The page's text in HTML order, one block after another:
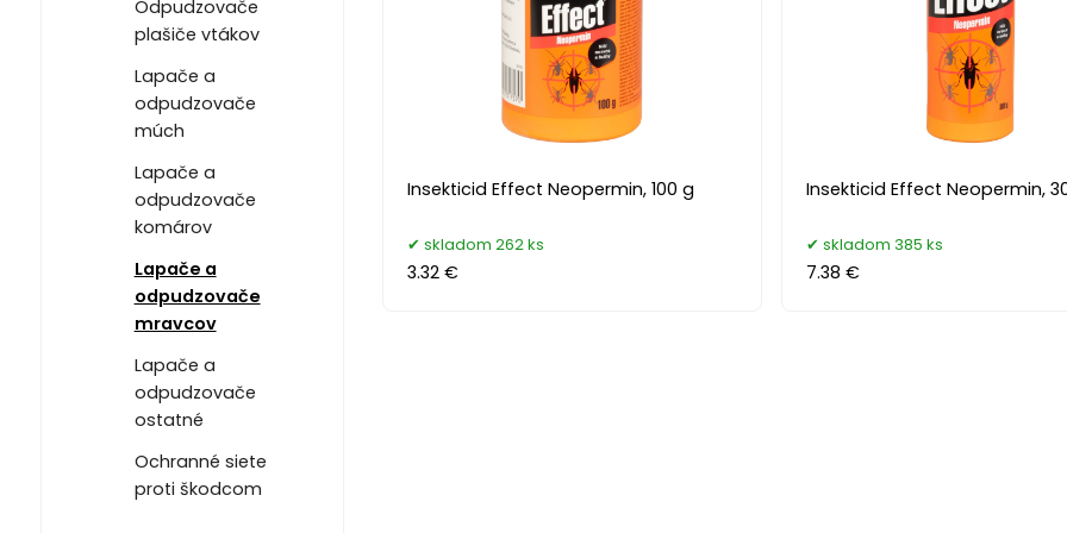
Odpudzovače
plašiče vtákov
Lapače a
odpudzovače
múch
Lapače a
odpudzovače
komárov
Lapače a
odpudzovače
mravcov
Lapače a
odpudzovače
ostatné
Ochranné siete
proti škodcom
Insekticid Effect Neopermin, 100 g
skladom 262 ks
3.32 €
Insekticid Effect Neopermin,
skladom 385 ks
7.38 €